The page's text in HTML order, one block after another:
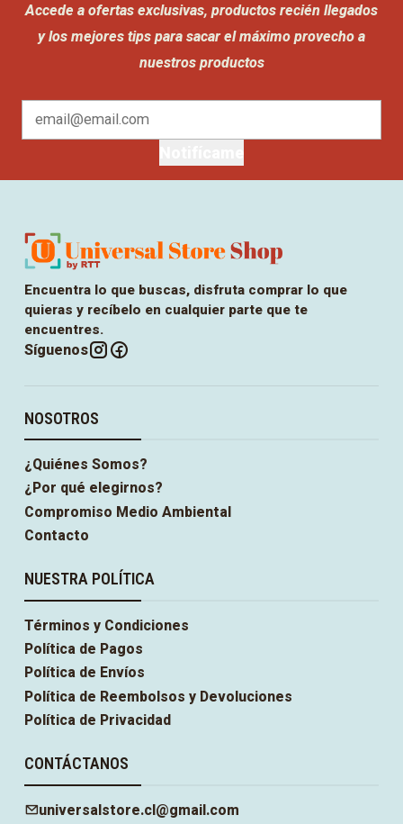
Accede a ofertas exclusivas, productos recién llegados
y los mejores tips para sacar el máximo provecho a
nuestros productos
Encuentra lo que buscas, disfruta comprar lo que
quieras y recíbelo en cualquier parte que te
encuentres.
Síguenos
NOSOTROS
¿Quiénes Somos?
¿Por qué elegirnos?
Compromiso Medio Ambiental
Contacto
NUESTRA POLÍTICA
Términos y Condiciones
Política de Pagos
Política de Envíos
Política de Reembolsos y Devoluciones
Política de Privacidad
CONTÁCTANOS
universalstore.cl@gmail.com